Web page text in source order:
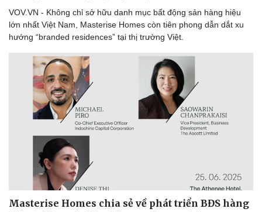
VOV.VN - Không chỉ sở hữu danh mục bất động sản hàng hiệu
lớn nhất Việt Nam, Masterise Homes còn tiên phong dẫn dắt xu
hướng “branded residences” tại thị trường Việt.
Masterise Homes chia sẻ về phát triển BĐS hàng